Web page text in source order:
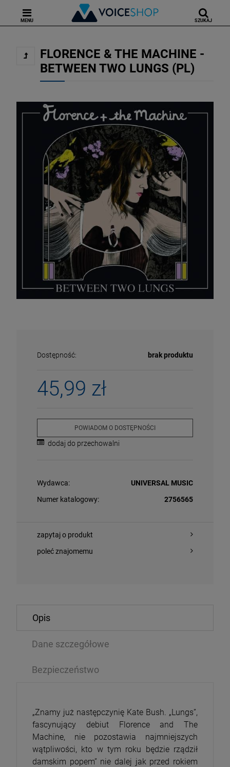
MENU SZUKAJ
zł 125,99 zł
FLORENCE & THE MACHINE -
BETWEEN TWO LUNGS (PL)
Dostępność: brak produktu
45,99 zł
POWIADOM O DOSTĘPNOŚCI
dodaj do przechowalni
Wydawca:
UNIVERSAL MUSIC
Numer katalogowy:
2756565
zapytaj o produkt
poleć znajomemu
Opis
Dane szczegółowe
Bezpieczeństwo
„Znamy już następczynię Kate Bush. „Lungs”,
fascynujący debiut Florence and The
Machine, nie pozostawia najmniejszych
wątpliwości, kto w tym roku będzie rządził
damskim popem” nie dalej jak przed rokiem